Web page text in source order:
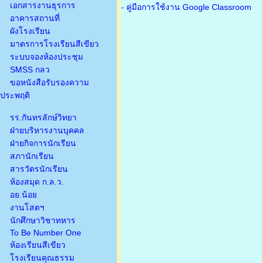
เอกสารงานธุรการ
อาคารสถานที่
ผังโรงเรียน
มาตรการโรงเรียนสีเขียว
ระบบจองห้องประชุม
SMSS กลว
ขอหนังสือรับรองความ
ประพฤติ
รร.กันทรลักษ์วิทยา
ฝ่ายบริหารงานบุคคล
ฝ่ายกิจการนักเรียน
สภานักเรียน
สารวัตรนักเรียน
ห้องสมุด ก.ล.ว.
อย.น้อย
งานโสตฯ
นักศึกษาวิชาทหาร
To Be Number One
ห้องเรียนสีเขียว
โรงเรียนคุณธรรม
- คู่มือการใช้งาน Google Classroom